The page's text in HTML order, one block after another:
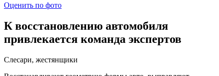
Оценить по фото
К восстановлению автомобиля
привлекается команда экспертов
Слесари, жестянщики